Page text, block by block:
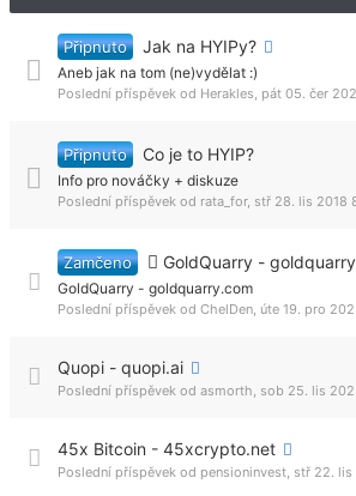
Připnuto Jak na HYIPy?
Aneb jak na tom (ne)vydělat :)
Poslední příspěvek od Herakles, pát 05. čer
Připnuto Co je to HYIP?
Info pro nováčky + diskuze
Poslední příspěvek od rata_for, stř 28. lis 2018
Zamčeno GoldQuarry -
GoldQuarry - goldquarry.com
Poslední příspěvek od ChelDen, úte 19. pro
Quopi - quopi.ai
Poslední příspěvek od asmorth, sob 25. lis
45x Bitcoin - 45xcrypto.net
Poslední příspěvek od pensioninvest, stř 22. lis